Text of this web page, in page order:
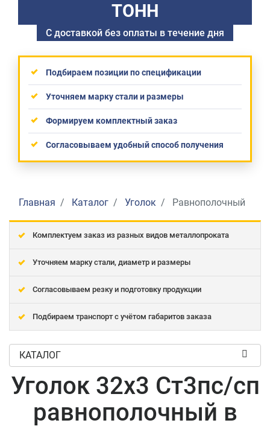
ТОНН
С доставкой без оплаты в течение дня
Подбираем позиции по спецификации
Уточняем марку стали и размеры
Формируем комплектный заказ
Согласовываем удобный способ получения
Главная Каталог Уголок Равнополочный
Комплектуем заказ из разных видов металлопроката
Уточняем марку стали, диаметр и размеры
Согласовываем резку и подготовку продукции
Подбираем транспорт с учётом габаритов заказа
КАТАЛОГ
Уголок 32x3 Ст3пс/сп
равнополочный в